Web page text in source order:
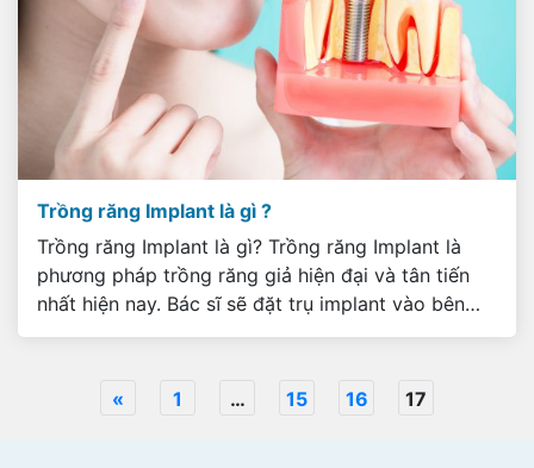
Trồng răng Implant là gì ?
Trồng răng Implant là gì? Trồng răng Implant là
phương pháp trồng răng giả hiện đại và tân tiến
nhất hiện nay. Bác sĩ sẽ đặt trụ implant vào bên
trong xương hàm nhằm thay thế cho phần chân
cho một chân răng. Đến […]
« 1 … 15 16 17